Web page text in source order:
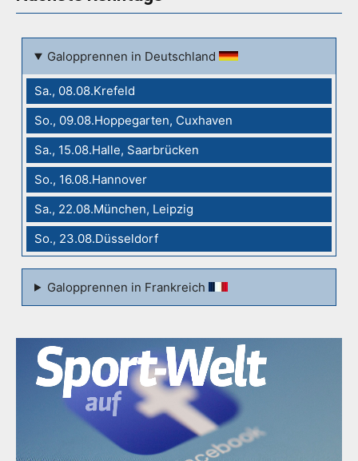
Galopprennen in Deutschland
Sa., 08.08.Krefeld
So., 09.08.Hoppegarten, Cuxhaven
Sa., 15.08.Halle, Saarbrücken
So., 16.08.Hannover
Sa., 22.08.München, Leipzig
So., 23.08.Düsseldorf
Galopprennen in Frankreich